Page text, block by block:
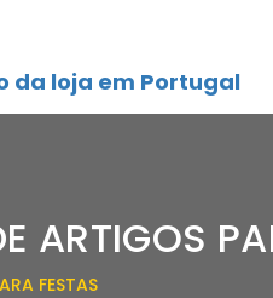
da loja em Portugal
ARTIGOS
FESTAS